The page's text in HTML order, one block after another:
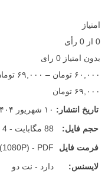
امتیاز
0 از 0 رأی
بدون امتیاز 0 رای
۶۰,۰۰۰ تومان – ۶۹,۰۰۰
۶۹,۰۰۰ تومان
تاریخ انتشار: ۱۰ شهریور ۱۴۰۴
حجم فایل:
88 مگابایت - 4 مگابایت
فرمت فایل
- PDF
لایسنس:
دارد - نت دو